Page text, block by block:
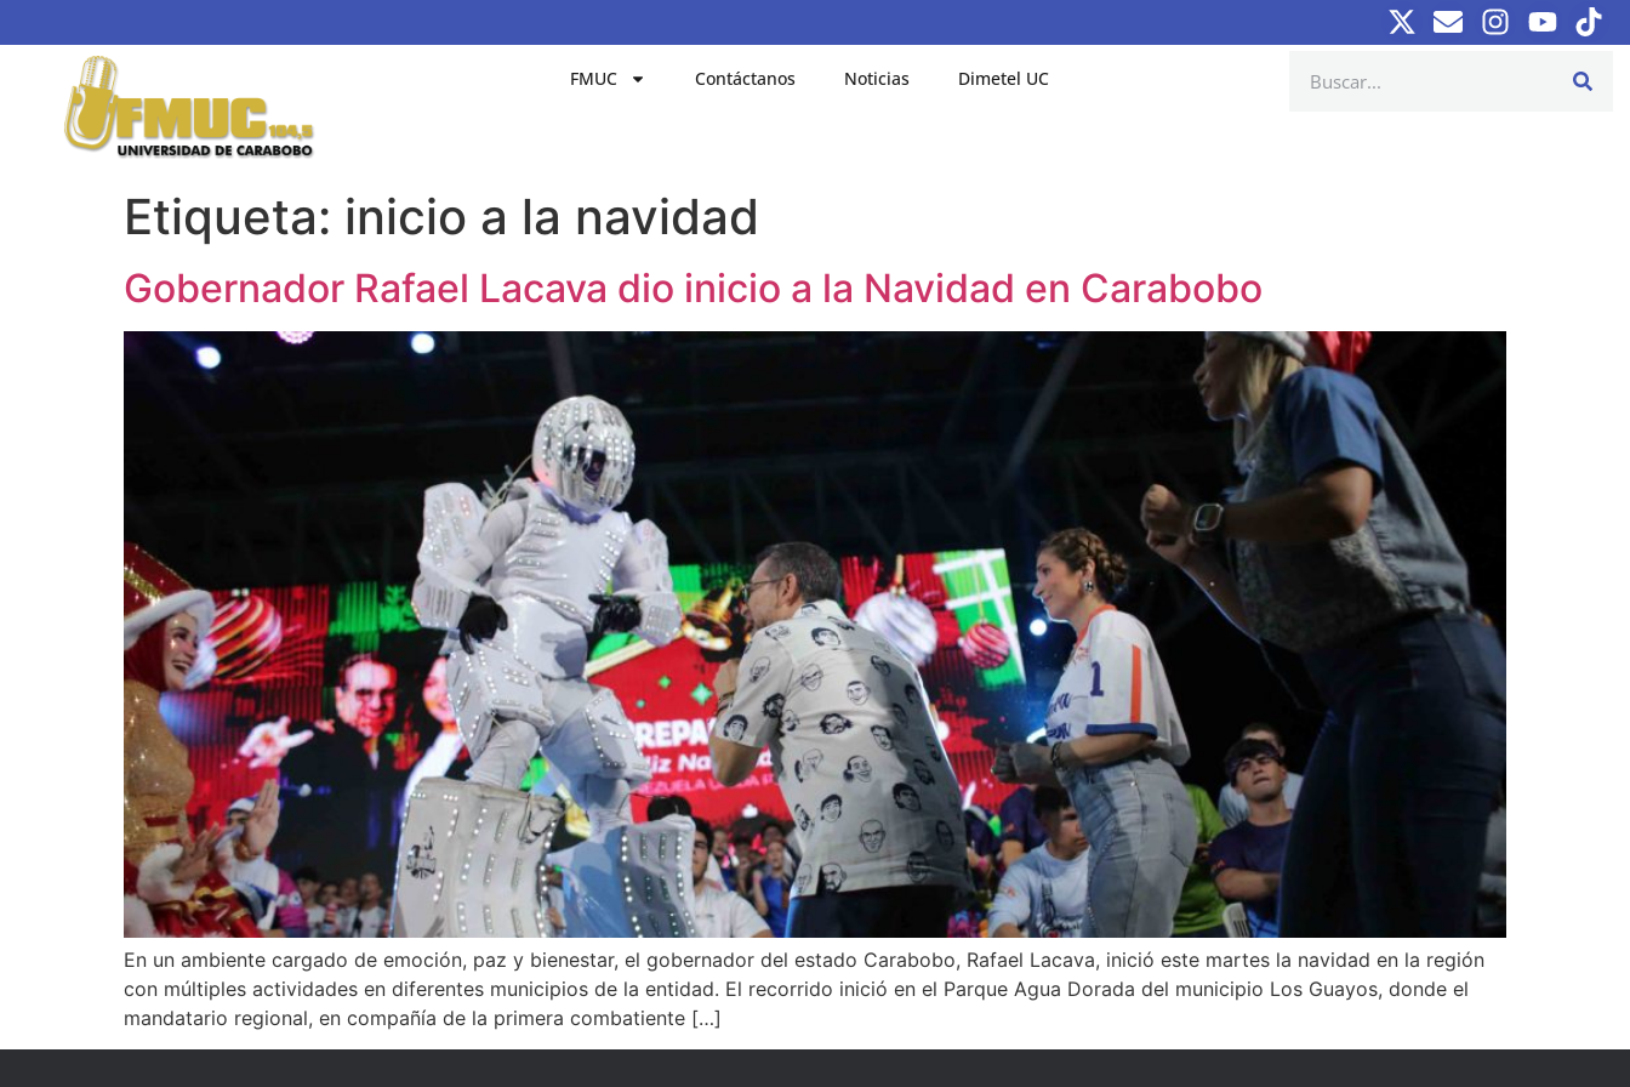
FMUC Contáctanos Noticias Dimetel UC
Etiqueta: inicio a la navidad
Gobernador Rafael Lacava dio inicio a la Navidad en Carabobo
En un ambiente cargado de emoción, paz y bienestar, el gobernador del estado Carabobo, Rafael Lacava, inició este martes la navidad en la región
con múltiples actividades en diferentes municipios de la entidad. El recorrido inició en el Parque Agua Dorada del municipio Los Guayos, donde el
mandatario regional, en compañía de la primera combatiente […]